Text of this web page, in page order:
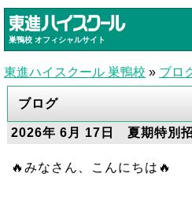
巣鴨校 オフィシャルサイト
東進ハイスクール 巣鴨校 » ブロ
ブログ
2026年 6月 17日 夏期特別
🔥みなさん、こんにちは🔥